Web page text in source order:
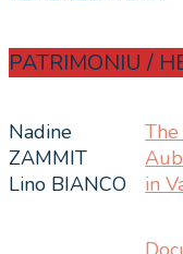
PATRIMONIU /
Nadine
ZAMMIT
Lino BIANCO
in